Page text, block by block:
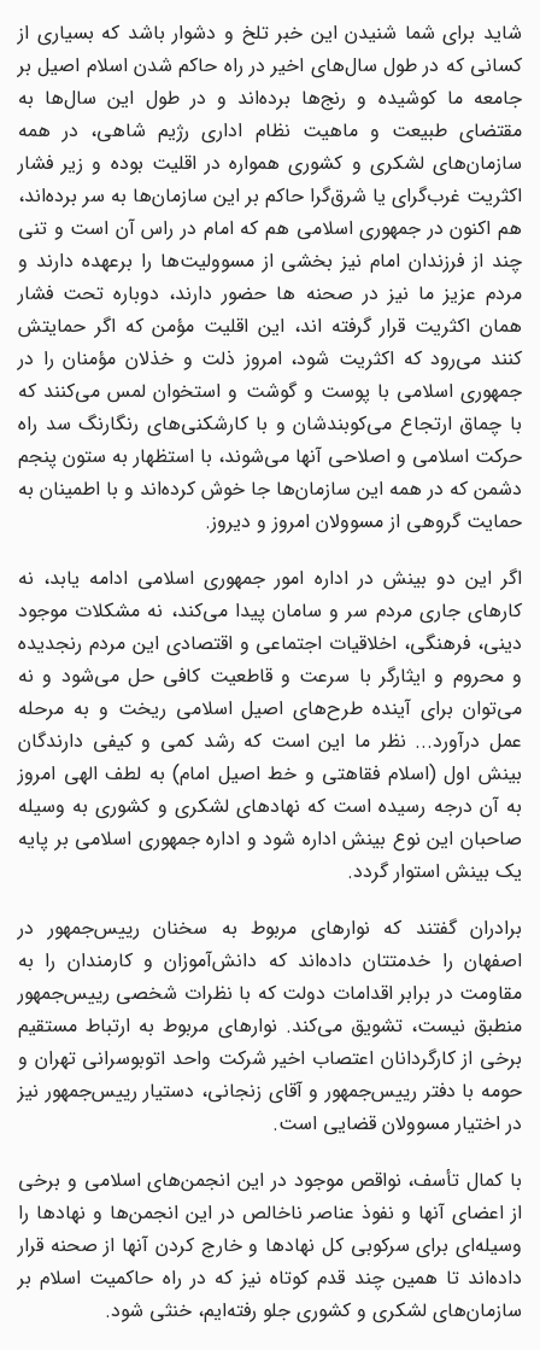
شاید برای شما شنیدن این خبر تلخ و دشوار باشد که بسیاری از
کسانی که در طول سال‌های اخیر در راه حاکم شدن اسلام اصیل بر
جامعه‌ ما کوشیده و رنج‌‌ها برده‌اند و در طول این سال‌‌ها به
مقتضای طبیعت و ماهیت نظام اداری رژیم شاهی، در همه‌
سازمان‌های لشکری و کشوری همواره در اقلیت‌ بوده و زیر فشار
اکثریت غرب‌گرای یا شرق‌گرا حاکم بر این سازمان‌‌ها به سر برده‌‌اند،
هم اکنون در جمهوری اسلامی هم که امام در راس آن است و تنی
چند از فرزندان امام نیز بخشی از مسوولیت‌‌ها را برعهده دارند و
مردم عزیز ما نیز در صحنه ‌‌ها حضور دارند، دوباره تحت فشار‌‌
همان اکثریت قرار گرفته ‌اند، این اقلیت مؤمن که اگر حمایتش
کنند می‌‌رود که اکثریت ‌شود، امروز ذلت و خذلان مؤمنان را در
جمهوری اسلامی با پوست و گوشت و استخوان لمس می‌‌کنند که
با چماق ارتجاع می‌‌کوبندشان و با کارشکنی‌‌های رنگارنگ سد راه
حرکت اسلامی و اصلاحی آنها می‌‌شوند، با استظهار به ستون پنجم
دشمن که در همه‌ این سازمان‌‌ها جا خوش کرده‌اند و با اطمینان به
حمایت گروهی از مسوولان امروز و دیروز.
اگر این دو بینش در اداره امور جمهوری اسلامی ادامه یابد، نه
کارهای جاری مردم سر و سامان پیدا می‌کند، نه مشکلات موجود
دینی، فرهنگی، اخلاقیات اجتماعی و اقتصادی این مردم رنجدیده
و محروم و ایثارگر با سرعت و قاطعیت کافی حل می‌شود و نه
می‌توان برای آینده طرح‌های اصیل اسلامی ریخت و به مرحله
عمل درآورد... نظر ما این است که رشد کمی و کیفی دارندگان
بینش اول (اسلام فقاهتی و خط اصیل امام) به لطف الهی امروز
به آن درجه رسیده است که نهادهای لشکری و کشوری به وسیله
صاحبان این نوع بینش اداره شود و اداره جمهوری اسلامی بر پایه
یک بینش استوار گردد.
برادران گفتند که نوارهای مربوط به سخنان رییس‌جمهور در
اصفهان را خدمتتان داده‌اند که دانش‌آموزان و کارمندان را به
مقاومت در برابر اقدامات دولت که با نظرات شخصی رییس‌جمهور
منطبق نیست، تشویق می‌کند. نوارهای مربوط به ارتباط مستقیم
برخی از کارگردانان اعتصاب اخیر شرکت واحد اتوبوسرانی تهران و
حومه با دفتر رییس‌جمهور و آقای زنجانی، دستیار رییس‌جمهور نیز
در اختیار مسوولان قضایی است.
با کمال تأسف، نواقص موجود در این انجمن‌های اسلامی و برخی
از اعضای آنها و نفوذ عناصر ناخالص در این انجمن‌ها و نهاد‌ها را
وسیله‌ای برای سرکوبی کل نهاد‌ها و خارج کردن آنها از صحنه قرار
داده‌اند تا همین چند قدم کوتاه نیز که در راه حاکمیت اسلام بر
سازمان‌های لشکری و کشوری جلو رفته‌ایم، خنثی شود.